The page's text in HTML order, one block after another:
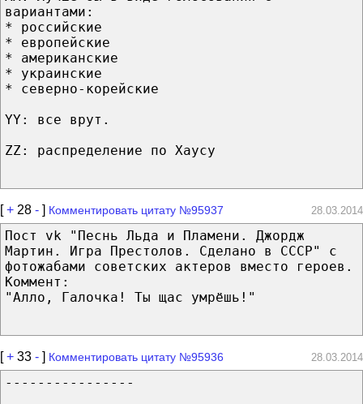
вариантами:
* российские
* европейские
* американские
* украинские
* северно-корейские
YY: все врут.
ZZ: распределение по Хаусу
[+ 28 - ] Комментировать цитату №95937 28.03.2014
Пост vk "Песнь Льда и Пламени. Джордж
Мартин. Игра Престолов. Сделано в СССР" с
фотожабами советских актеров вместо героев.
Коммент:
"Алло, Галочка! Ты щас умрёшь!"
[+ 33 - ] Комментировать цитату №95936 28.03.2014
----------------